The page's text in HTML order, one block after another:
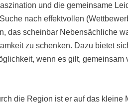
und die gemeinsame
nach effektvollen
das scheinbar Nebensächliche
zu schenken. Dazu bietet
wenn es gilt, gemeinsam
die Region ist er auf das kleine